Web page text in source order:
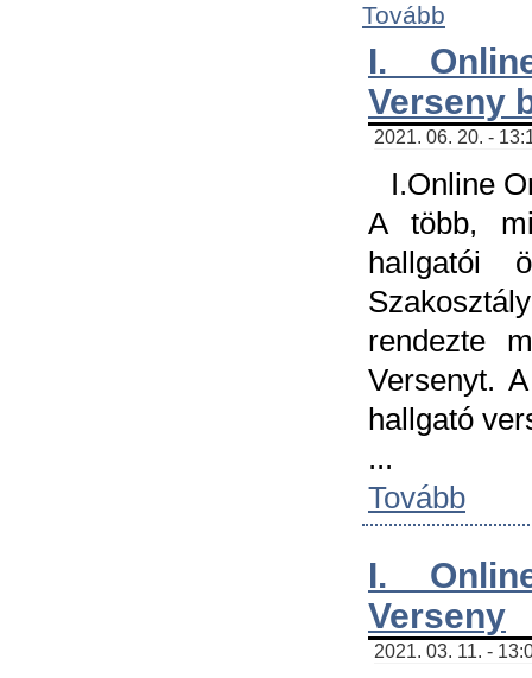
Tovább
I.
Verseny
2021. 06. 20. -
I.Online
A több,
hallgatói
rendezte
Versenyt.
hallgató
...
Tovább
I.
Verseny
2021. 03. 11. -